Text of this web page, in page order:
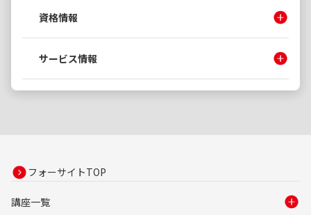
資格情報
サービス情報
フォーサイトTOP
講座一覧